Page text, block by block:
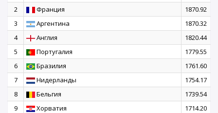
2
Франция
1870.92
3
Аргентина
1870.32
4
Англия
1820.44
5
Португалия
1779.55
6
Бразилия
1761.60
7
Нидерланды
1754.17
8
Бельгия
1739.54
9
Хорватия
1714.20